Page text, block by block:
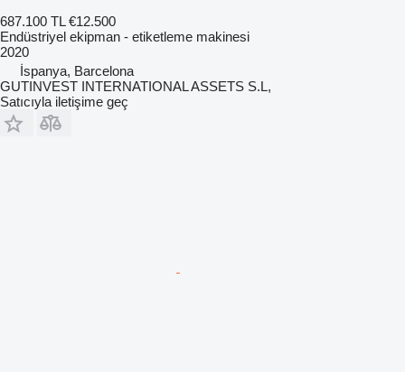
687.100 TL €12.500
Endüstriyel ekipman - etiketleme makinesi
2020
İspanya, Barcelona
GUTINVEST INTERNATIONAL ASSETS S.L,
Satıcıyla iletişime geç